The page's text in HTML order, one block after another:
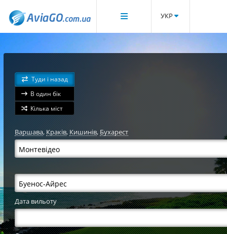
УКР
Туди і назад
В один бік
Кілька міст
Варшава, Краків, Кишинів, Бухарест
Дата вильоту